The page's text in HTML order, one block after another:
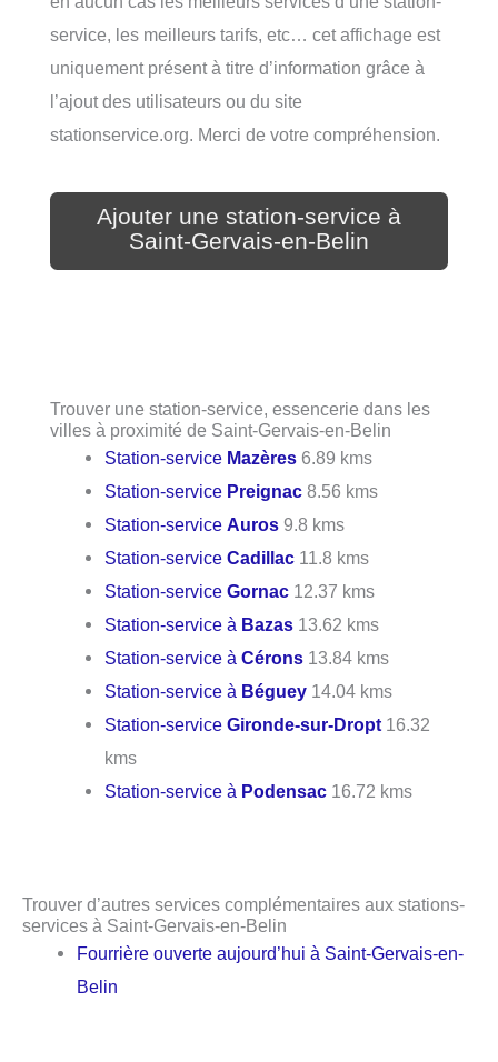
service, les meilleurs tarifs, etc… cet affichage est
uniquement présent à titre d’information grâce à
l’ajout des utilisateurs ou du site
stationservice.org. Merci de votre compréhension.
Ajouter une station-service à
Saint-Gervais-en-Belin
Trouver une station-service, essencerie dans les
villes à proximité de Saint-Gervais-en-Belin
Station-service Mazères 6.89 kms
Station-service Preignac 8.56 kms
Station-serviceAuros 9.8 kms
Station-serviceCadillac 11.8 kms
Station-serviceGornac 12.37 kms
Station-service à Bazas 13.62 kms
Station-service àCérons 13.84 kms
Station-service à Béguey 14.04 kms
Station-serviceGironde-sur-Dropt 16.32
kms
Station-service à Podensac 16.72 kms
Trouver d’autres services complémentaires aux stations-
services à Saint-Gervais-en-Belin
Fourrière ouverte aujourd’hui à Saint-Gervais-en-
Belin